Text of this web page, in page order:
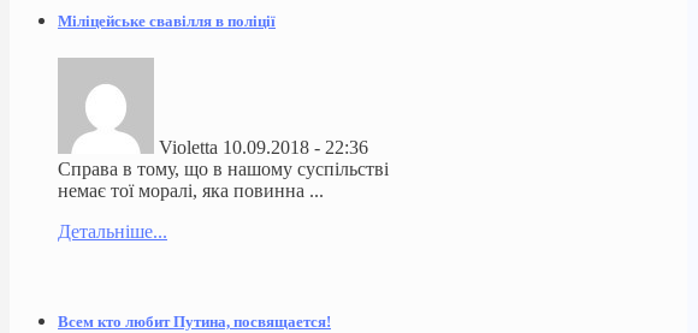
Міліцейське свавілля в поліції
Violetta 10.09.2018 - 22:36
Справа в тому, що в нашому суспільстві
немає тої моралі, яка повинна ...
Детальніше...
Всем кто любит Путина, посвящается!